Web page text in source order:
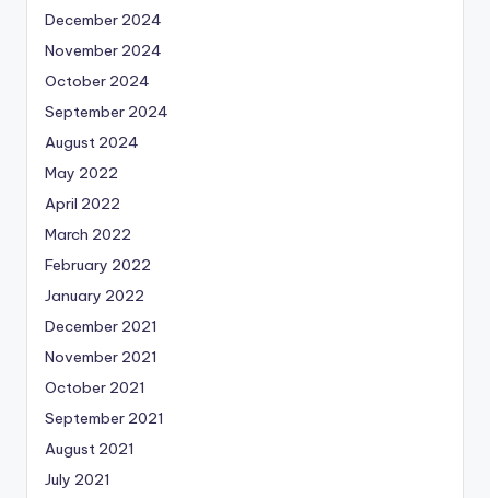
December 2024
November 2024
October 2024
September 2024
August 2024
May 2022
April 2022
March 2022
February 2022
January 2022
December 2021
November 2021
October 2021
September 2021
August 2021
July 2021